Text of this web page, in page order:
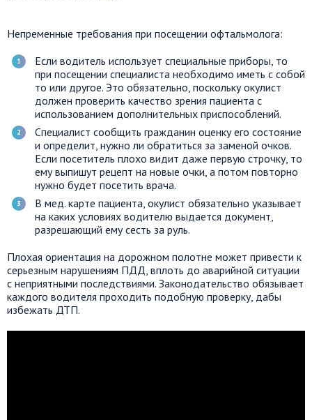
Непременные требования при посещении офтальмолога:
Если водитель использует специальные приборы, то
при посещении специалиста необходимо иметь с собой
то или другое. Это обязательно, поскольку окулист
должен проверить качество зрения пациента с
использованием дополнительных приспособлений.
Специалист сообщить гражданин оценку его состояние
и определит, нужно ли обратиться за заменой очков.
Если посетитель плохо видит даже первую строчку, то
ему выпишут рецепт на новые очки, а потом повторно
нужно будет посетить врача.
В мед. карте пациента, окулист обязательно указывает
на каких условиях водителю выдается документ,
разрешающий ему сесть за руль.
Плохая ориентация на дорожном полотне может привести к
серьезным нарушениям ПДД, вплоть до аварийной ситуации
с неприятными последствиями. Законодательство обязывает
каждого водителя проходить подобную проверку, дабы
избежать ДТП.